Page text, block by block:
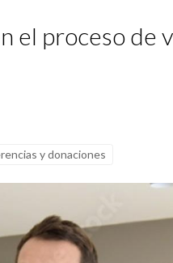
el proceso de
y donaciones